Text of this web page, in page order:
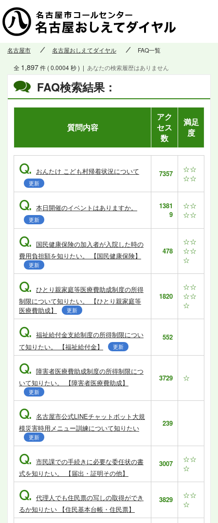
名古屋市 名古屋おしえてダイヤル FAQ一覧
FAQ検索結果：
全 1,897件 ( 0.0004 秒 ) | あなたの検索履歴はありません
質問内容
アク
セス
数
満足
度
Q. おんたけ こども村帰着状況について
更新
7357
☆☆
☆☆
Q. 本日開催のイベントはありますか。
更新
1381
9
☆☆
☆☆
Q. 国民健康保険の加入者が入院した時の
費用負担額を知りたい。 【国民健康保険】
更新
478
☆☆
☆☆
☆
Q. ひとり親家庭等医療費助成制度の所得
制限について知りたい。 【ひとり親家庭等
医療費助成】
更新
1820
☆☆
☆☆
☆
Q. 福祉給付金支給制度の所得制限につい
て知りたい。 【福祉給付金】
更新
552
Q. 障害者医療費助成制度の所得制限につ
いて知りたい。 【障害者医療費助成】
更新
3729 ☆
Q. 名古屋市公式LINEチャットボット大規
模災害時用メニュー訓練について知りたい
更新
239
Q. 市民課での手続きに必要な委任状の書
式を知りたい。 【届出・証明その他】
3007
☆☆
☆
Q. 代理人でも住民票の写しの取得ができ
るか知りたい 【住民基本台帳・住民票】
3829
☆☆
☆